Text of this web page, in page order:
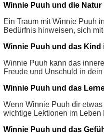
Winnie Puuh und die Natur
Ein Traum mit Winnie Puuh
Bedürfnis hinweisen, sich
Winnie Puuh und das Kind
Winnie Puuh kann das
Freude und Unschuld in
Winnie Puuh und das
Wenn Winnie Puuh dir
wichtige Lektionen im
Winnie Puuh und das